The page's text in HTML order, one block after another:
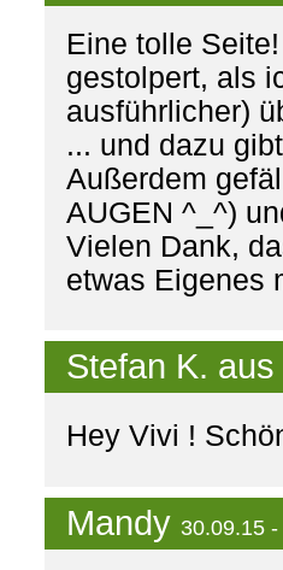
Eine tolle
gestolpert, als
ausführlicher)
... und dazu
Außerdem
AUGEN ^_^)
Vielen Dank,
etwas Eigenes
Stefan K. aus
Hey Vivi !
Mandy 30.09.15 -